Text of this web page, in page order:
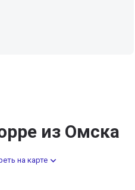
из Омска
на карте